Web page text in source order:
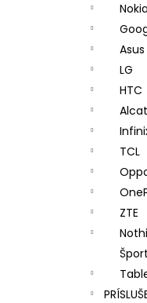
Nokia
Asus
LG
HTC
TCL
ZTE